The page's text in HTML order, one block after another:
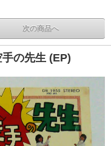
次の商品へ
の先生 (EP)